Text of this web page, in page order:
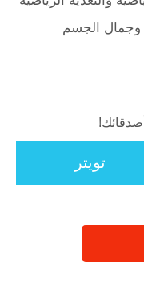
وجمال الجسم
تويتر